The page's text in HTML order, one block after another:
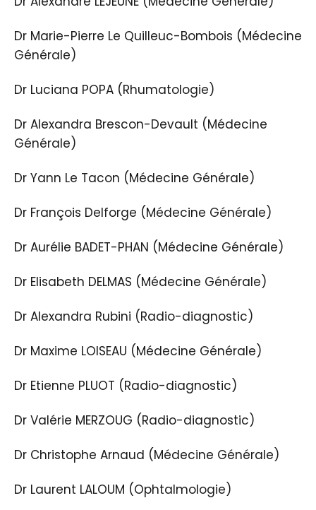
Dr Marie-Pierre Le Quilleuc-Bombois (Médecine
Générale)
Dr Luciana POPA (Rhumatologie)
Dr Alexandra Brescon-Devault (Médecine
Générale)
Dr Yann Le Tacon (Médecine Générale)
Dr François Delforge (Médecine Générale)
Dr Aurélie BADET-PHAN (Médecine Générale)
Dr Elisabeth DELMAS (Médecine Générale)
Dr Alexandra Rubini (Radio-diagnostic)
Dr Maxime LOISEAU (Médecine Générale)
Dr Etienne PLUOT (Radio-diagnostic)
Dr Valérie MERZOUG (Radio-diagnostic)
Dr Christophe Arnaud (Médecine Générale)
Dr Laurent LALOUM (Ophtalmologie)